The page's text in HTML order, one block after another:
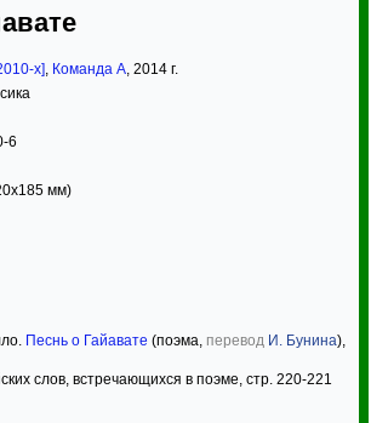
х], Команда А, 2014 г.
6
мм)
Песнь о Гайавате (поэма, перевод И. Бунина),
слов, встречающихся в поэме, стр. 220-221